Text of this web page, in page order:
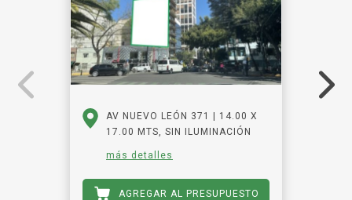
AV NUEVO LEÓN 371 | 14.00 X
17.00 MTS, SIN ILUMINACIÓN
más detalles
AGREGAR AL PRESUPUESTO